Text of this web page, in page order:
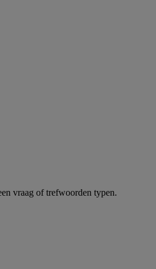
vraag of trefwoorden typen.